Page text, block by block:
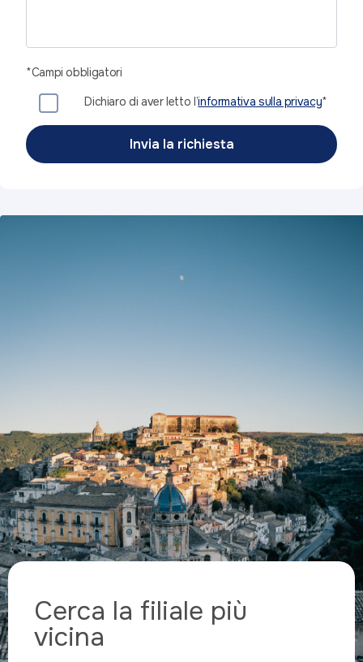
*Campi obbligatori
Dichiaro di aver letto l’informativa sulla privacy*
Cerca la filiale più
vicina